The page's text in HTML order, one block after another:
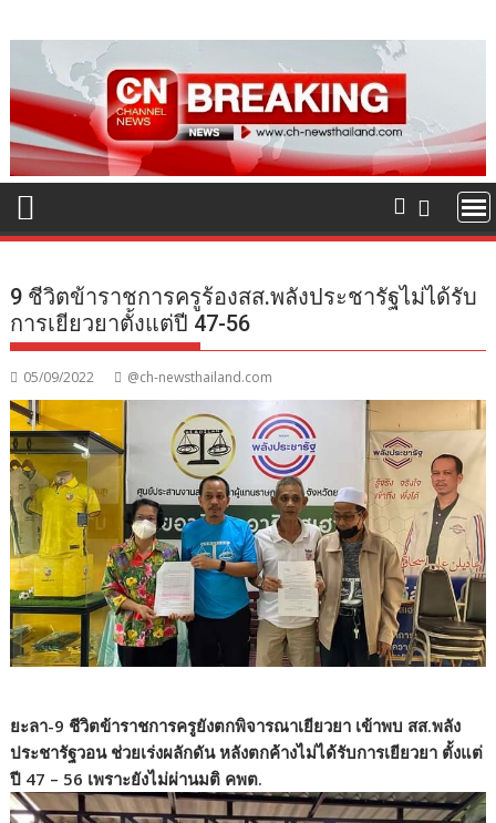
to
content
9 ชีวิตข้าราชการครูร้องสส.พลังประชารัฐไม่ได้รับ
การเยียวยาตั้งแต่ปี 47-56
05/09/2022 @ch-newsthailand.com
ยะลา-9 ชีวิตข้าราชการครูยังตกพิจารณาเยียวยา เข้าพบ สส.พลัง
ประชารัฐวอน ช่วยเร่งผลักดัน หลังตกค้างไม่ได้รับการเยียวยา ตั้งแต่
ปี 47 – 56 เพราะยังไม่ผ่านมติ คพต.